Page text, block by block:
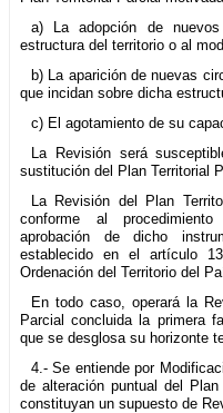
a) La adopción de
estructura del territorio o al
b) La aparición de nuevas
que incidan sobre dicha
c) El agotamiento de su
La Revisión será
sustitución del Plan Territorial
La Revisión del Plan
conforme al
aprobación de dicho
establecido en el artículo
Ordenación del Territorio del
En todo caso, operará la
Parcial concluida la primera
que se desglosa su horizonte
4.- Se entiende por
de alteración puntual del
constituyan un supuesto de